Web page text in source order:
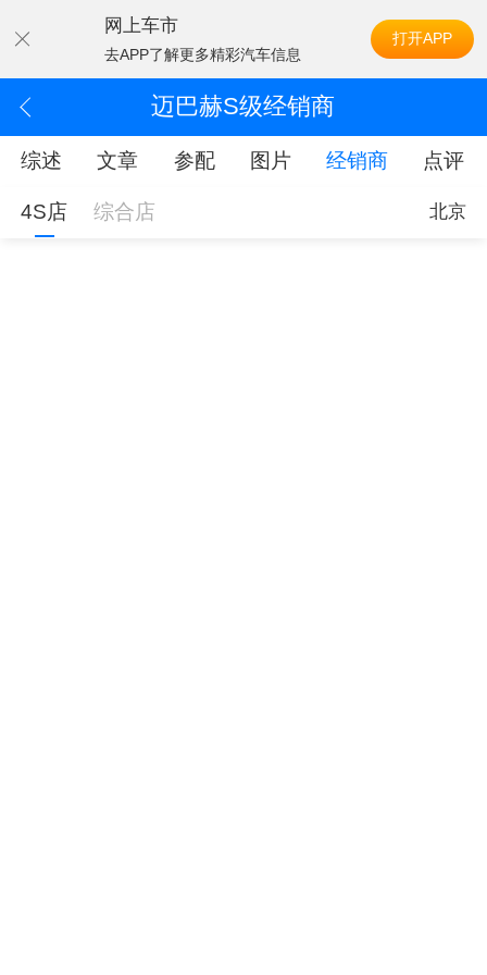
网上车市
去APP了解更多精彩汽车信息
打开APP
迈巴赫S级经销商
综述 文章 参配 图片 经销商 点评
4S店 综合店 北京